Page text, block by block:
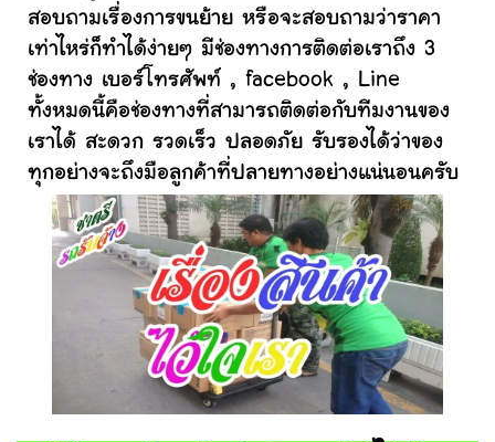
สอบถามเรื่องการขนย้าย หรือจะสอบถามว่าราคา
เท่าไหร่ก็ทำได้ง่ายๆ มีช่องทางการติดต่อเราถึง 3
ช่องทาง เบอร์โทรศัพท์ , facebook , Line
ทั้งหมดนี้คือช่องทางที่สามารถติดต่อกับทีมงานของ
เราได้ สะดวก รวดเร็ว ปลอดภัย รับรองได้ว่าของ
ทุกอย่างจะถึงมือลูกค้าที่ปลายทางอย่างแน่นอนครับ